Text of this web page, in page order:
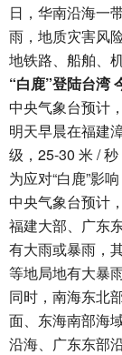
日，华南沿海一
雨，地质灾害风
地铁路、船舶、
“白鹿”登陆台湾
中央气象台预计
明天早晨在福建
级，25-30 米 / 秒
为应对“白鹿”影
中央气象台预计
福建大部、广东
有大雨或暴雨，
等地局地有大暴雨
同时，南海东北
面、东海南部海
沿海、广东东部